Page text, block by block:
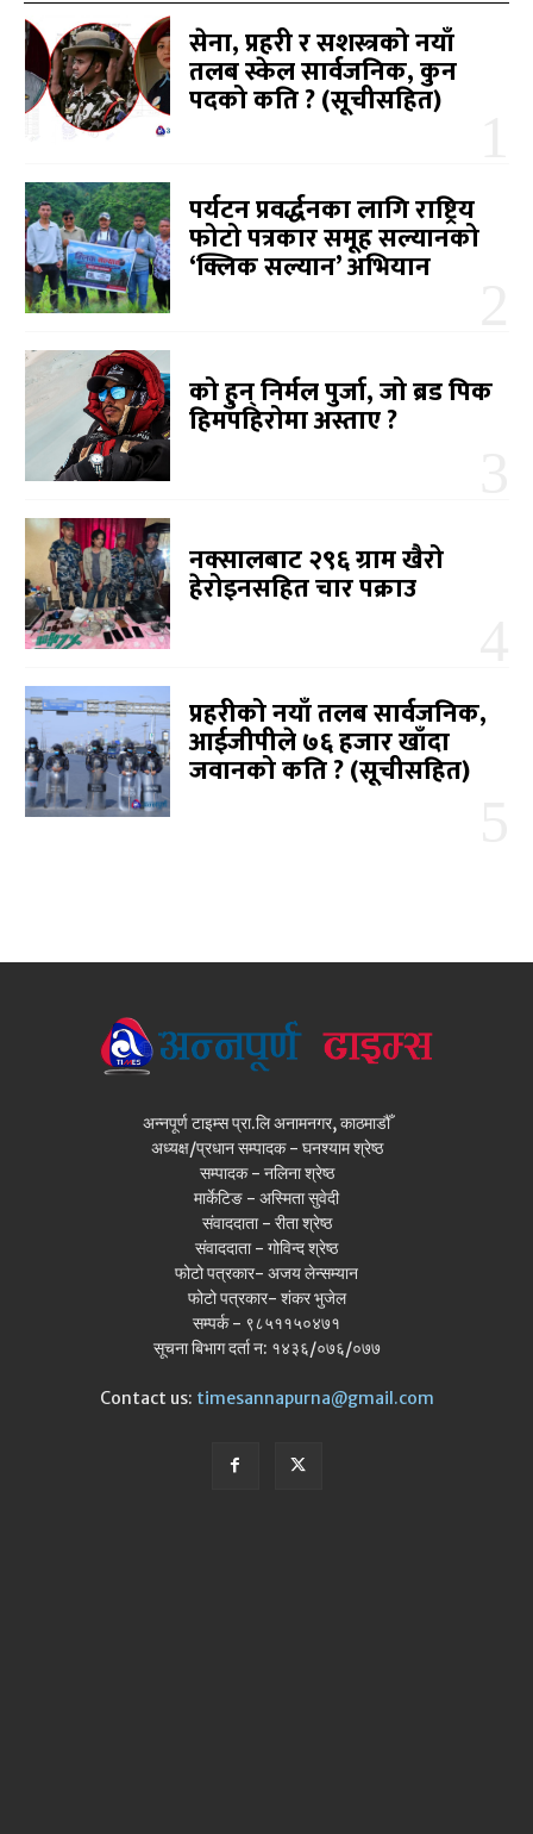
सेना, प्रहरी र सशस्त्रको नयाँ
तलब स्केल सार्वजनिक, कुन
पदको कति ? (सूचीसहित)
पर्यटन प्रवर्द्धनका लागि राष्ट्रिय
फोटो पत्रकार समूह सल्यानको
‘क्लिक सल्यान’ अभियान
को हुन् निर्मल पुर्जा, जो ब्रड पिक
हिमपहिरोमा अस्ताए ?
नक्सालबाट २९६ ग्राम खैरो
हेरोइनसहित चार पक्राउ
प्रहरीको नयाँ तलब सार्वजनिक,
आईजीपीले ७६ हजार खाँदा
जवानको कति ? (सूचीसहित)
अन्नपूर्ण टाइम्स प्रा.लि अनामनगर, काठमाडौँ
अध्यक्ष/प्रधान सम्पादक - घनश्याम श्रेष्ठ
सम्पादक - नलिना श्रेष्ठ
मार्केटिङ - अस्मिता सुवेदी
संवाददाता - रीता श्रेष्ठ
संवाददाता - गोविन्द श्रेष्ठ
फोटो पत्रकार- अजय लेन्सम्यान
फोटो पत्रकार- शंकर भुजेल
सम्पर्क - ९८५११५०४७१
सूचना बिभाग दर्ता न: १४३६/०७६/०७७
Contact us: timesannapurna@gmail.com